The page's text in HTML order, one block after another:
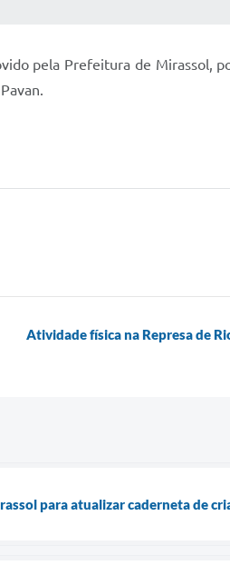
pela Prefeitura de Mirassol,
Atividade física na Represa de
para atualizar caderneta de